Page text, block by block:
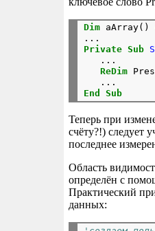
Dim aArray()
Private Sub
   ...
ReDim
End
Sub
Теперь при
счёту?!) следует
последнее
Область
определён с
Практический
данных: